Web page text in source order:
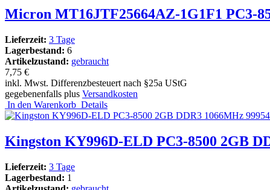
Micron MT16JTF25664AZ-1G1F1 PC3-
Lieferzeit: 3 Tage
Lagerbestand: 6
Artikelzustand: gebraucht
7,75 €
inkl. Mwst. Differenzbesteuert nach §25a UStG
gegebenenfalls plus Versandkosten
In den Warenkorb Details
Kingston KY996D-ELD PC3-8500 2GB
Lieferzeit: 3 Tage
Lagerbestand: 1